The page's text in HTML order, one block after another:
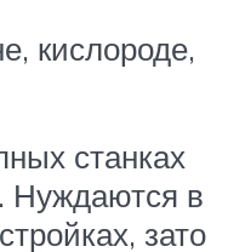
кислороде,
станках
Нуждаются в
зато